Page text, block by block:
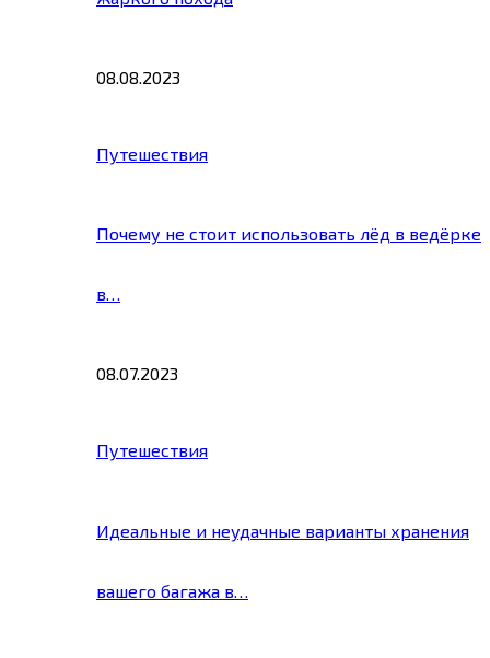
08.08.2023
Путешествия
Почему не стоит использовать лёд в ведёрке
в…
08.07.2023
Путешествия
Идеальные и неудачные варианты хранения
вашего багажа в…